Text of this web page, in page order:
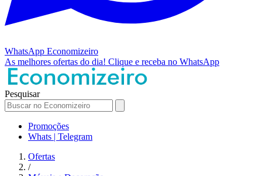
WhatsApp Economizeiro
As melhores ofertas do dia! Clique e receba no WhatsApp
Pesquisar
Promoções
Whats | Telegram
Ofertas
/